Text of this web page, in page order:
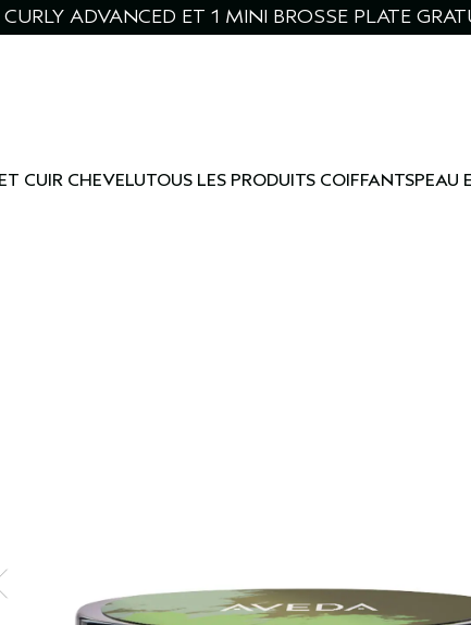
ADVANCED ET 1 MINI BROSSE PLATE
CUIR CHEVELUTOUS LES PRODUITS COIFFANTSPEAU